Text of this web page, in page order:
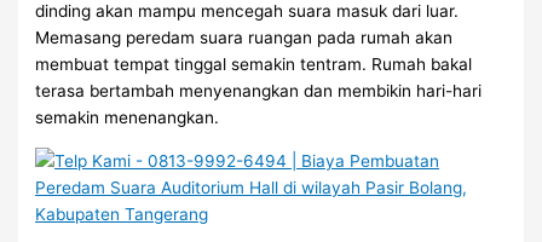
dinding akan mampu mencegah suara masuk dari luar.
Memasang peredam suara ruangan pada rumah akan
membuat tempat tinggal semakin tentram. Rumah bakal
terasa bertambah menyenangkan dan membikin hari-hari
semakin menenangkan.